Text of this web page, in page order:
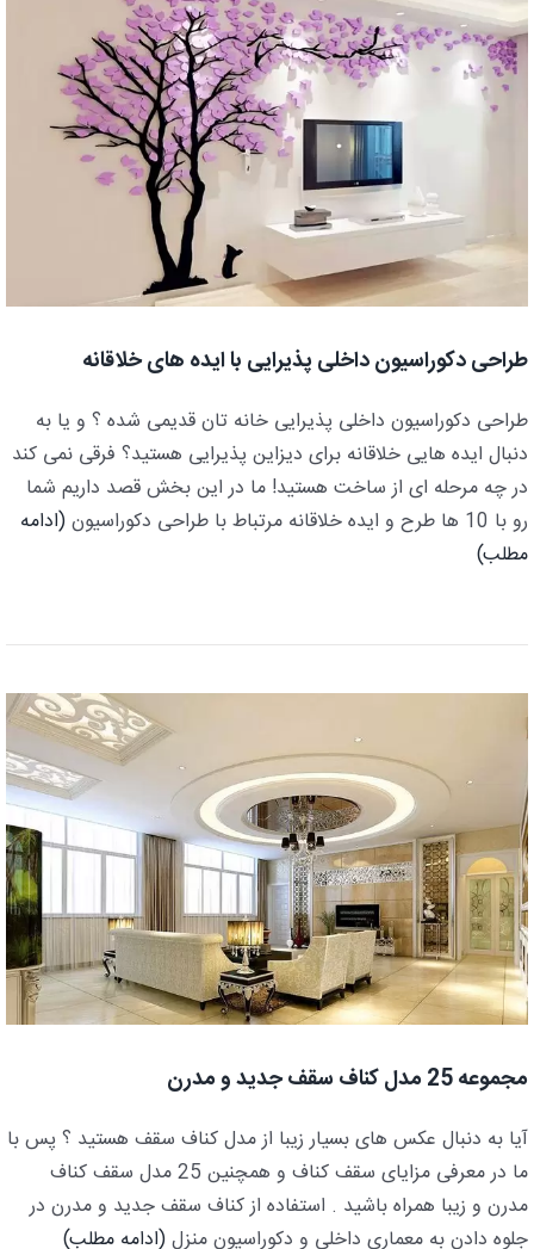
طراحی دکوراسیون داخلی پذیرایی با ایده های خلاقانه
طراحی دکوراسیون داخلی پذیرایی خانه تان قدیمی شده ؟ و یا به
دنبال ایده هایی خلاقانه برای دیزاین پذیرایی هستید؟ فرقی نمی کند
در چه مرحله ای از ساخت هستید! ما در این بخش قصد داریم شما
رو با 10 ها طرح و ایده خلاقانه مرتباط با طراحی دکوراسیون
(ادامه
مطلب)
مجموعه 25 مدل کناف سقف جدید و مدرن
آیا به دنبال عکس های بسیار زیبا از مدل کناف سقف هستید ؟ پس با
ما در معرفی مزایای سقف کناف و همچنین 25 مدل سقف کناف
مدرن و زیبا همراه باشید . استفاده از کناف سقف جدید و مدرن در
جلوه دادن به معماری داخلی و دکوراسیون منزل(ادامه مطلب)